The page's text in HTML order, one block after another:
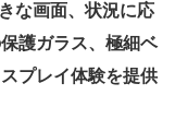
な画面、状況に応
護ガラス、極細ベ
プレイ体験を提供